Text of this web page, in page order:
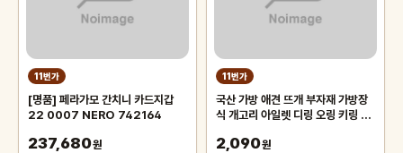
11번가
[명품] 페라가모 간치니 카드지갑
22 0007 NERO 742164
237,680원
11번가
국산 가방 애견 뜨개 부자재 가방장
식 개고리 아일렛 디링 오링 키링 버
2,090원